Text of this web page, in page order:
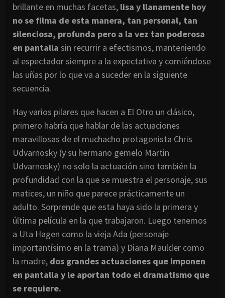
brillante en muchas facetas, lisa y llanamente hoy
no se filma de esta manera, tan personal, tan
silenciosa, profunda pero a la vez tan poderosa
en pantalla sin recurrir a efectismos, manteniendo
al espectador siempre a la expectativa y comiéndose
las uñas por lo que va a suceder en la siguiente
secuencia.
Hay varios pilares que hacen a El Otro un clásico,
primero habría que hablar de las actuaciones
maravillosas de el muchacho protagonista Chris
Udvarnosky (y su hermano gemelo Martin
Udvarnosky) no solo la actuación sino también la
profundidad con la que se muestra el personaje, sus
matices, un niño que parece prácticamente un
adulto. Sorprende que esta haya sido la primera y
última película en la que trabajaron. Luego tenemos
a Uta Hagen como la vieja Ada (personaje
importantísimo en la trama) y Diana Maulder como
la madre, dos grandes actuaciones que imponen
en pantalla y le aportan todo el dramatismo que
se requiere.